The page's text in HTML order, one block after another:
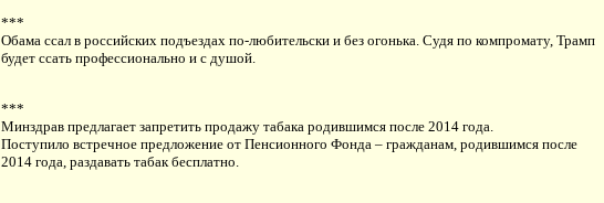
***
Обама ссал в российских подъездах по-любительски и без огонька. Судя по компромату, Трамп
будет ссать профессионально и с душой.
***
Минздрав предлагает запретить продажу табака родившимся после 2014 года.
Поступило встречное предложение от Пенсионного Фонда – гражданам, родившимся после
2014 года, раздавать табак бесплатно.